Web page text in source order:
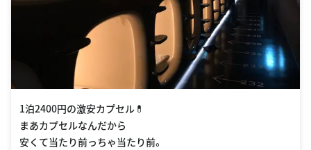
1泊2400円の激安カプセル💊
まあカプセルなんだから
安くて当たり前っちゃ当たり前。